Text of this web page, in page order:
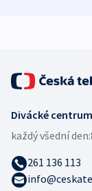
Divácké centrum
každý všední den:
261 136 113